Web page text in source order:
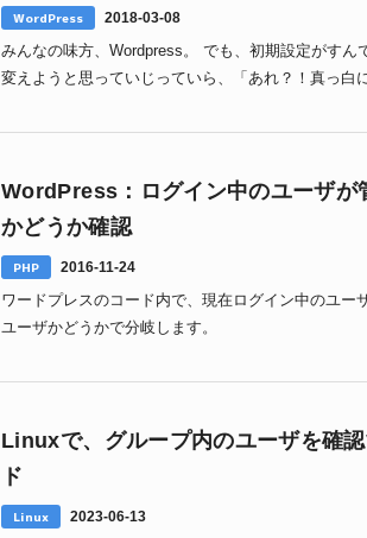
WordPress 2018-03-08
みんなの味方、Wordpress。 でも、初期設定がすん
変えようと思っていじっていら、「あれ？！真っ白
WordPress：ログイン中のユーザが
かどうか確認
PHP 2016-11-24
ワードプレスのコード内で、現在ログイン中のユー
ユーザかどうかで分岐します。
Linuxで、グループ内のユーザを確
ド
Linux 2023-06-13